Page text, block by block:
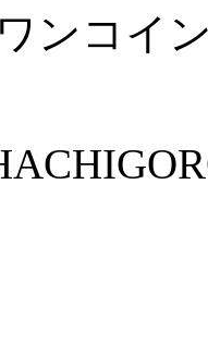
ンコイ